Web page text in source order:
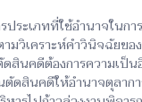
ะเภทที่ใช้อำนาจในก
วิเคราะห์คำวินิจฉัยข
สินคดีต้องการความเ
ตัดสินคดีให้อำนาจตุล